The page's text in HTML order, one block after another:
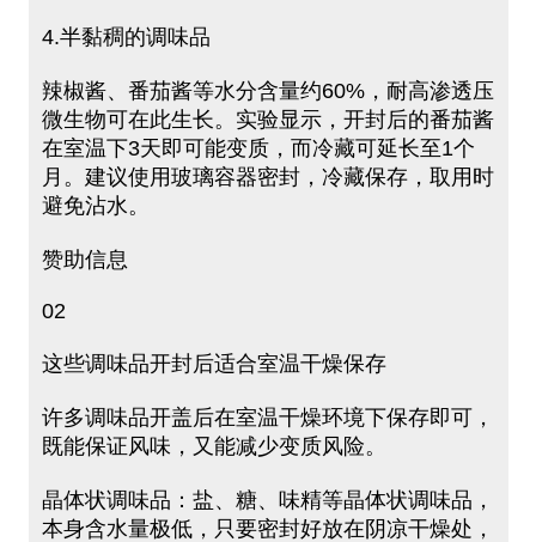
4.半黏稠的调味品
辣椒酱、番茄酱等水分含量约60%，耐高渗透压
微生物可在此生长。实验显示，开封后的番茄酱
在室温下3天即可能变质，而冷藏可延长至1个
月。建议使用玻璃容器密封，冷藏保存，取用时
避免沾水。
赞助信息
02
这些调味品开封后适合室温干燥保存
许多调味品开盖后在室温干燥环境下保存即可，
既能保证风味，又能减少变质风险。
晶体状调味品：盐、糖、味精等晶体状调味品，
本身含水量极低，只要密封好放在阴凉干燥处，